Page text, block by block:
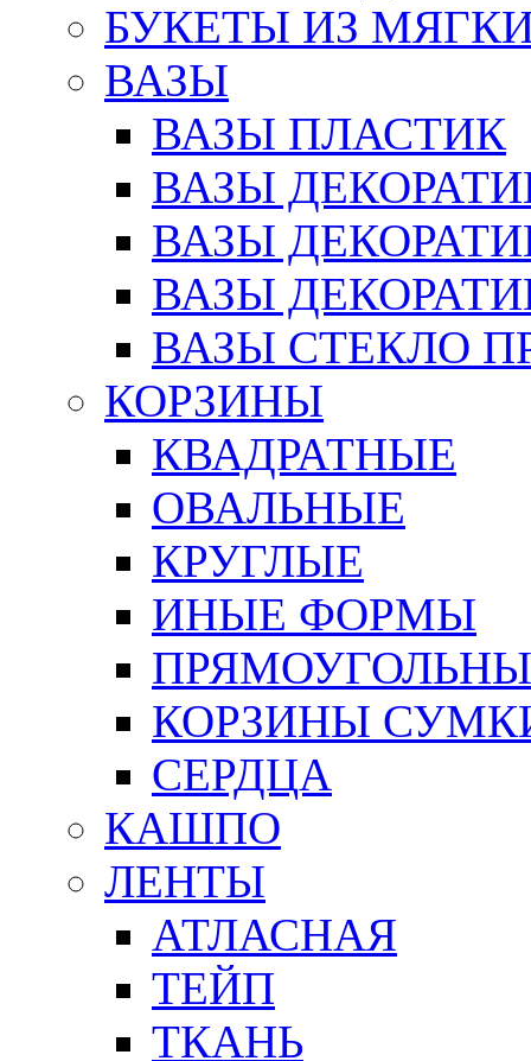
БУКЕТЫ ИЗ
ВАЗЫ
ВАЗЫ ПЛАСТИК
ВАЗЫ
ВАЗЫ
ВАЗЫ
ВАЗЫ СТЕКЛО
КОРЗИНЫ
КВАДРАТНЫЕ
ОВАЛЬНЫЕ
КРУГЛЫЕ
ИНЫЕ ФОРМЫ
КОРЗИНЫ
СЕРДЦА
КАШПО
ЛЕНТЫ
АТЛАСНАЯ
ТЕЙП
ТКАНЬ